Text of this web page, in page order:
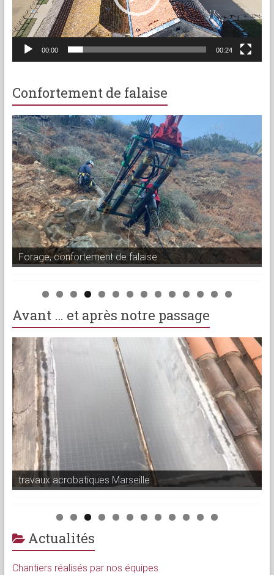
00:00 00:24
Confortement de falaise
Confortement de falaise à Bandol
Avant … et après notre passage
travaux acrobatiques Marseille
Actualités
Chantiers réalisés par nos équipes